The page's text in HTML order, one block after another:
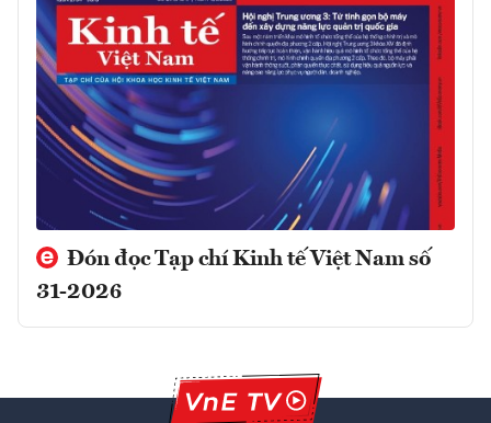
Đón đọc Tạp chí Kinh tế Việt Nam số
31-2026